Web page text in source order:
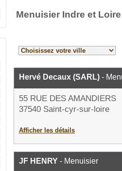
Menuisier Indre et
Hervé Decaux (SARL) -
55 RUE DES AMANDIERS
37540 Saint-cyr-sur-loire
Afficher les détails
JF HENRY - Menuisier